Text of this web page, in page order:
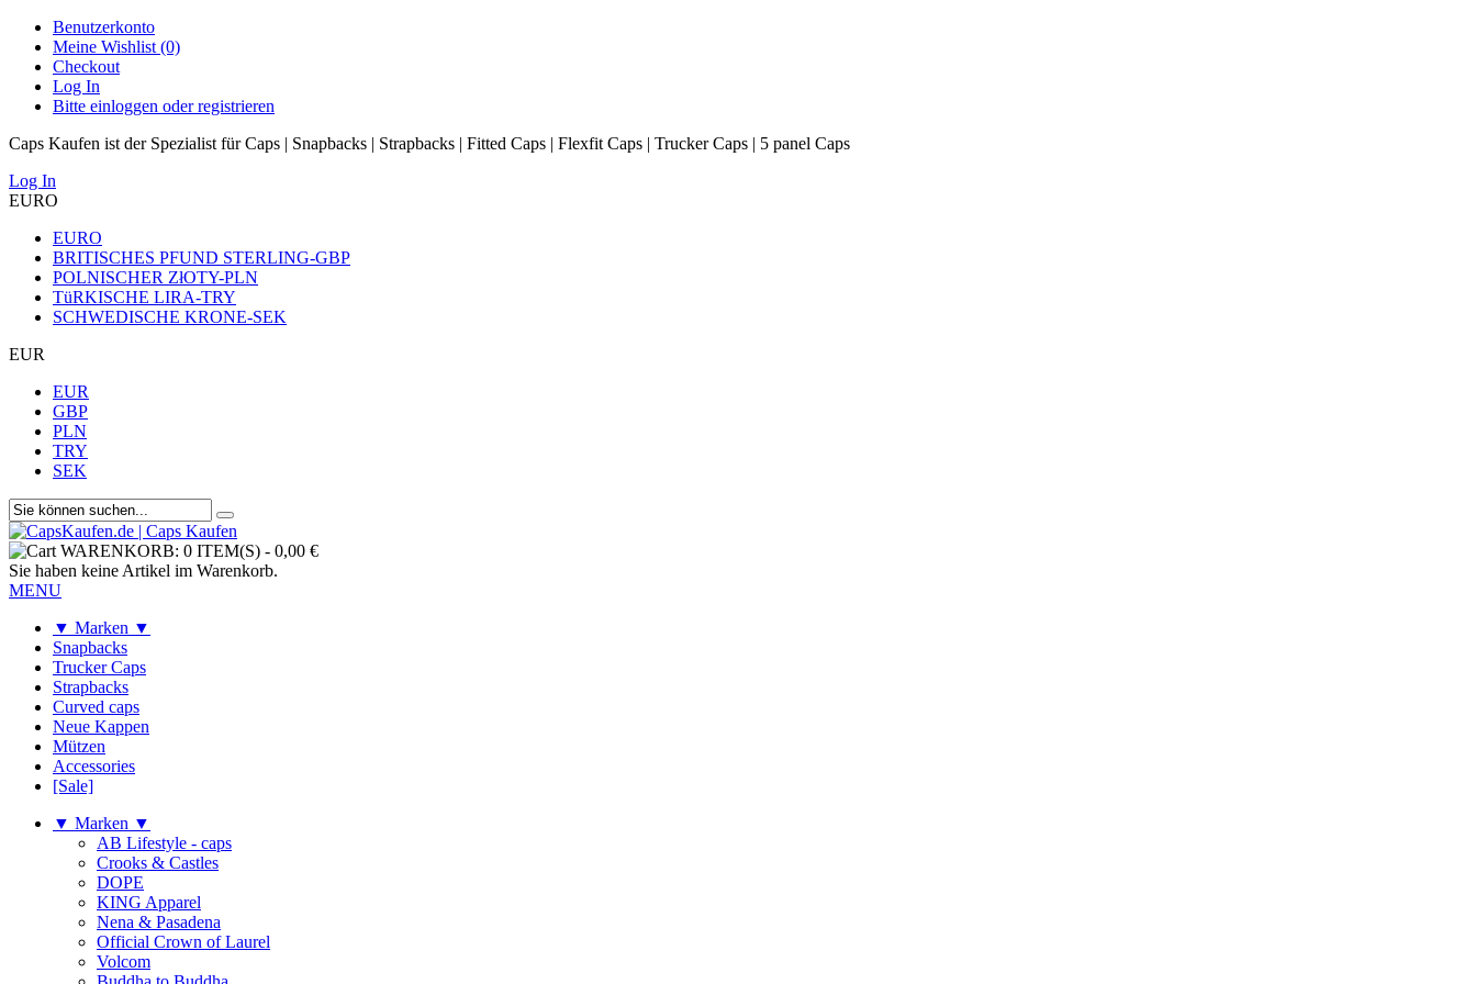
Benutzerkonto
Meine Wishlist (0)
Checkout
Log In
Bitte einloggen oder registrieren
Caps Kaufen ist der Spezialist für Caps | Snapbacks | Strapbacks | Fitted Caps | Flexfit Caps | Trucker Caps | 5 panel Caps
Log In
EURO
EURO
BRITISCHES PFUND STERLING-GBP
POLNISCHER ZłOTY-PLN
TüRKISCHE LIRA-TRY
SCHWEDISCHE KRONE-SEK
EUR
EUR
GBP
PLN
TRY
SEK
WARENKORB: 0 ITEM(S) - 0,00 €
Sie haben keine Artikel im Warenkorb.
MENU
▼ Marken ▼
Snapbacks
Trucker Caps
Strapbacks
Curved caps
Neue Kappen
Mützen
Accessories
[Sale]
▼ Marken ▼
AB Lifestyle - caps
Crooks & Castles
DOPE
KING Apparel
Nena & Pasadena
Official Crown of Laurel
Volcom